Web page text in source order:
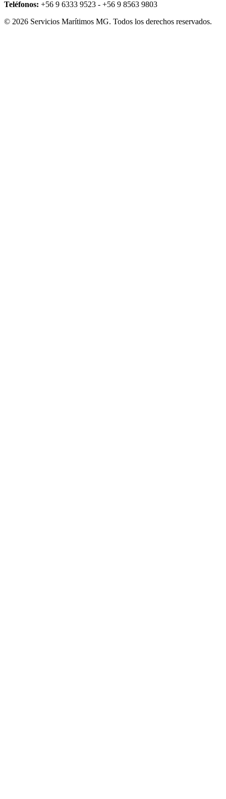
Teléfonos: +56 9 6333 9523 - +56 9 8563 9803
© 2026 Servicios Marítimos MG. Todos los derechos reservados.